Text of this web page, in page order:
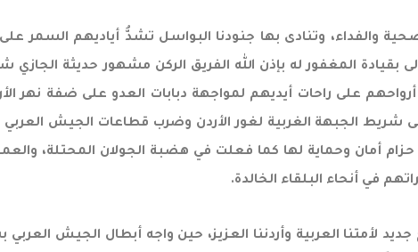
والفداء، وتنادى بها جنودنا البواسل تشدُّ أياديهم السمر
المغفور له بإذن الله الفريق الركن مشهور حديثة
على راحات أيديهم لمواجهة دبابات العدو على ضفة نهر
شريط الجبهة الغربية لغور الأردن وضرب قطاعات الجيش العربي
أمان وحماية لها كما فعلت في هضبة الجولان المحتلة،
في أنحاء البلقاء الخالدة.
لأمتنا العربية وأردننا العزيز، حين واجه أبطال الجيش